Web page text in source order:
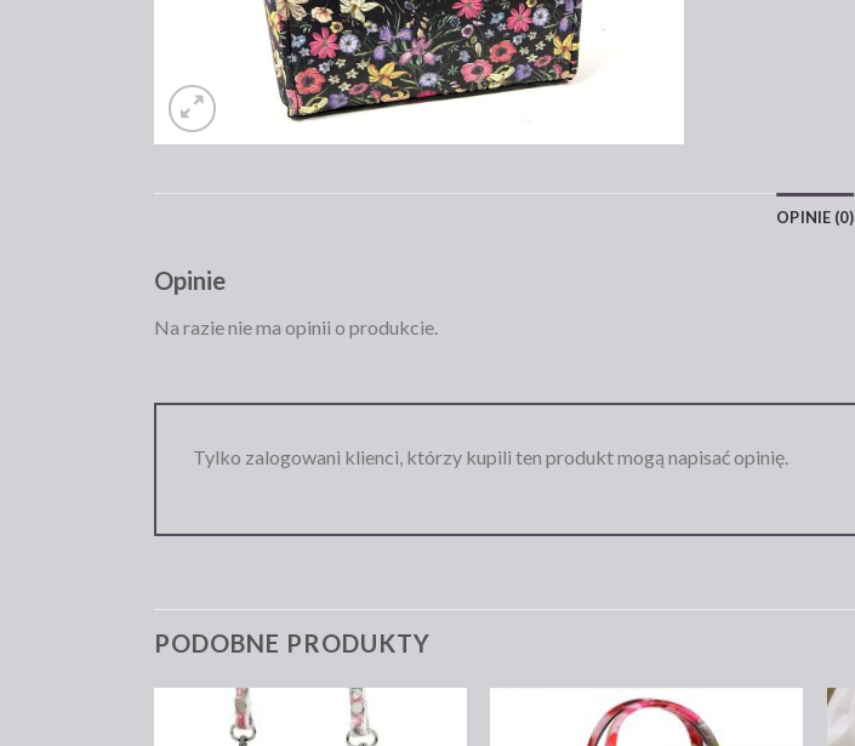
OPINIE (0)
Opinie
Na razie nie ma opinii o produkcie.
Tylko zalogowani klienci, którzy kupili ten produkt mogą napisać opinię.
PODOBNE PRODUKTY